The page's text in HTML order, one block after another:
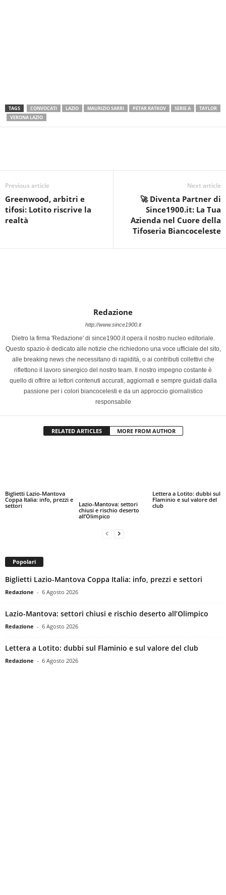
TAGS CONVOCATI LAZIO MAURIZIO SARRI PETAR RATKOV SERIE A
TAYLOR
VERONA LAZIO
Previous article
Greenwood, arbitri e
tifosi: Lotito riscrive la
realtà
Next article
🚀 Diventa Partner di
Since1900.it: La Tua
Azienda nel Cuore della
Tifoseria Biancoceleste
Redazione
http://www.since1900.it
Dietro la firma 'Redazione' di since1900.it opera il nostro nucleo editoriale.
Questo spazio è dedicato alle notizie che richiedono una voce ufficiale del sito,
alle breaking news che necessitano di rapidità, o ai contributi collettivi che
riflettono il lavoro sinergico del nostro team. Il nostro impegno costante è
quello di offrire ai lettori contenuti accurati, aggiornati e sempre guidati dalla
passione per i colori biancocelesti e da un approccio giornalistico
responsabile
RELATED ARTICLES MORE FROM AUTHOR
Biglietti Lazio-Mantova
Coppa Italia: info, prezzi e
settori
Lazio-Mantova: settori
chiusi e rischio deserto
all’Olimpico
Lettera a Lotito: dubbi sul
Flaminio e sul valore del
club
Popolari
Biglietti Lazio-Mantova Coppa Italia: info, prezzi e settori
Redazione - 6 Agosto 2026
Lazio-Mantova: settori chiusi e rischio deserto all’Olimpico
Redazione - 6 Agosto 2026
Lettera a Lotito: dubbi sul Flaminio e sul valore del club
Redazione - 6 Agosto 2026